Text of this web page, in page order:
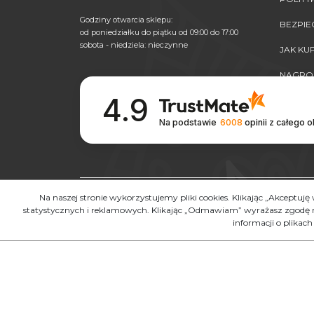
Godziny otwarcia sklepu:
od poniedziałku do piątku od 09:00 do 17:00
sobota - niedziela: nieczynne
4.9 Na podstawie 6008 opinii z całego
JAK
na innych stronach www. elementów niniejszej
ścigane na drodze postępowania karnego oraz
Na naszej stronie wykorzystujemy pliki cookies. Klikając
statystycznych i reklamowych. Klikając „Odmawiam” wyrażasz zgodę
informacji o